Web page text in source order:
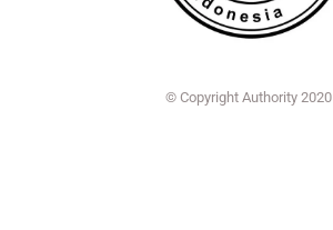
© Copyright Authority 2020